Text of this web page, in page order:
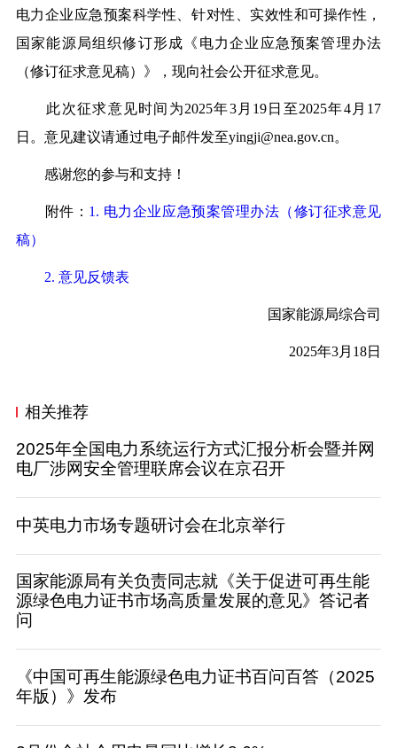
电力企业应急预案科学性、针对性、实效性和可操作性，
国家能源局组织修订形成《电力企业应急预案管理办法
（修订征求意见稿）》，现向社会公开征求意见。
此次征求意见时间为2025年3月19日至2025年4月17
日。意见建议请通过电子邮件发至yingji@nea.gov.cn。
感谢您的参与和支持！
附件： 1. 电力企业应急预案管理办法（修订征求意见
稿）
2. 意见反馈表
国家能源局综合司
2025年3月18日
相关推荐
2025年全国电力系统运行方式汇报分析会暨并网
电厂涉网安全管理联席会议在京召开
中英电力市场专题研讨会在北京举行
国家能源局有关负责同志就《关于促进可再生能
源绿色电力证书市场高质量发展的意见》答记者
问
《中国可再生能源绿色电力证书百问百答（2025
年版）》发布